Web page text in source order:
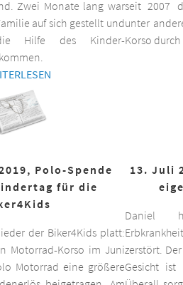
Zwei Monate lang war
auf sich gestellt und
Hilfe des Kinder-
seit 2007
unter
Korso durch
Polo-Spende
für die
der Biker4Kids platt:
Motorrad-Korso im Juni
Motorrad eine größere
13. Juli
Daniel
zerstört.
Gesicht ist